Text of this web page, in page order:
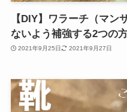
【DIY】ワラーチ（マン
ないよう補強する2つの
2021年9月25日 2021年9月27日